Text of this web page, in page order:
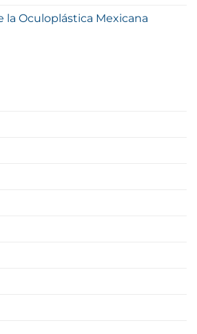
la Oculoplástica Mexicana